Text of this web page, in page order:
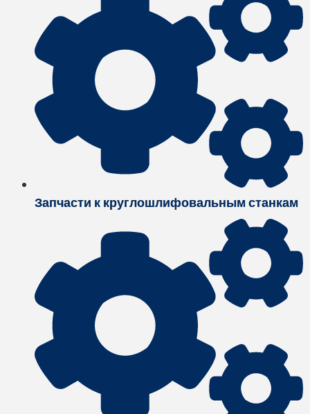
Запчасти к круглошлифовальным станкам